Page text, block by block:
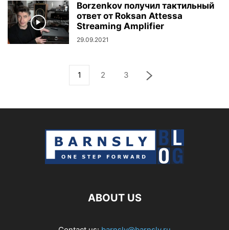
Borzenkov получил тактильный
ответ от Roksan Attessa
Streaming Amplifier
29.09.2021
1 2 3
ABOUT US